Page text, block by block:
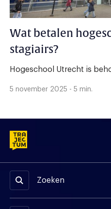
Wat betalen
stagiairs?
Hogeschool Utrecht is
5 november 2025 - 5 min.
Zoeken